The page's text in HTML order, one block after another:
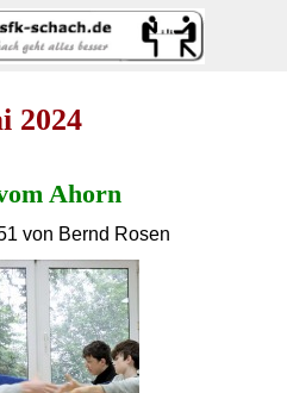
2024
Ahorn
von Bernd Rosen